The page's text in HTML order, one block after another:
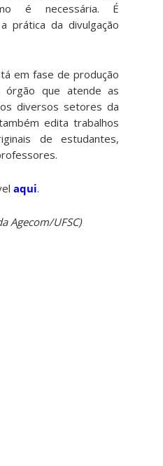
é necessária. É
prática da divulgação
em fase de produção
órgão que atende as
diversos setores da
edita trabalhos
de estudantes,
aqui.
Agecom/UFSC)